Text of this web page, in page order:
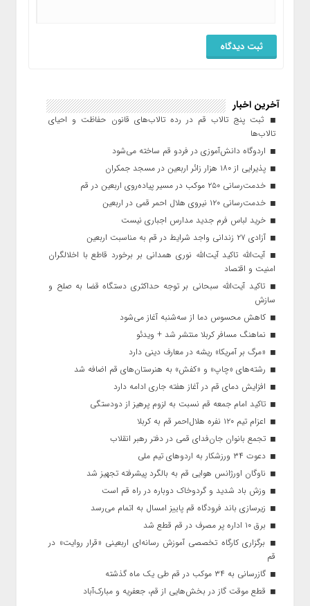
آخرین اخبار
ثبت پنج تالاب قم در رده تالاب‌های قانون حفاظت و احیای
تالاب‌ها
اردوگاه دانش‌آموزی در فردو قم ساخته می‌شود
پذیرایی از ۱۸۰ هزار زائر اربعین در مسجد جمکران
خدمت‌رسانی ۲۵۰ موکب در مسیر پیاده‌روی اربعین در قم
خدمت‌رسانی ۱۲۰ نیروی هلال احمر قمی در اربعین
خرید لباس فرم جدید مدارس اجباری نیست
آزادی ۲۷ زندانی واجد شرایط در قم به مناسبت اربعین
آیت‌الله تاکید آیت‌الله نوری همدانی بر برخورد قاطع با اخلالگران
امنیت و اقتصاد
تاکید آیت‌الله‌ سبحانی بر توجه حداکثری دستگاه قضا به صلح و
سازش
کاهش محسوس دما از سه‌شنبه آغاز می‌شود
نماهنگ مسافر کربلا منتشر شد + ویدئو
«مرگ بر آمریکا» ریشه در معارف دینی دارد
رشته‌های «چاپ» و «کفش» به هنرستان‌های قم اضافه شد
افزایش دمای قم در آغاز هفته جاری ادامه دارد
تاکید امام جمعه قم نسبت به لزوم پرهیز از دودستگی
اعزام تیم ۱۲۰ نفره هلال‌احمر قم به کربلا
تجمع بانوان جان‌فدای قمی در دفتر رهبر انقلاب
دعوت ۳۴ ورزشکار به اردوهای تیم ملی
ناوگان اورژانس هوایی قم به بالگرد پیشرفته تجهیز شد
وزش باد شدید و گردوخاک دوباره در راه قم است
زیرسازی باند فرودگاه قم پاییز امسال به اتمام می‌رسد
برق ۱۰ اداره پر مصرف در قم قطع شد
برگزاری کارگاه تخصصی آموزش رسانه‌ای اربعینی «قرار روایت» در
قم
گازرسانی به ۳۴ موکب در قم طی یک ماه گذشته
قطع موقت گاز در بخش‌هایی از قم، جعفریه و مبارک‌آباد